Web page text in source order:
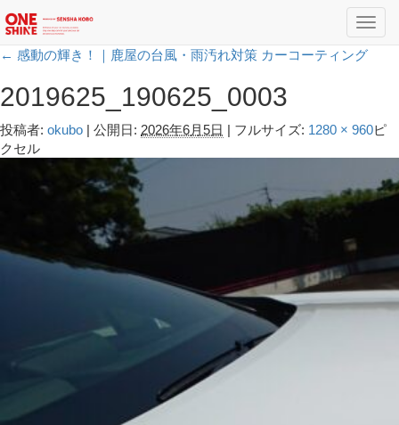
← 感動の輝き！｜鹿屋の台風・雨汚れ対策 カーコーティング
2019625_190625_0003
投稿者: okubo | 公開日: 2026年6月5日 | フルサイズ: 1280 × 960ピ
クセル